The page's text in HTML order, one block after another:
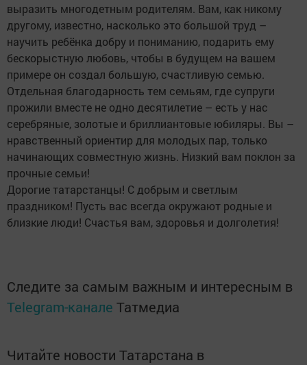
выразить многодетным родителям. Вам, как никому
другому, известно, насколько это большой труд –
научить ребёнка добру и пониманию, подарить ему
бескорыстную любовь, чтобы в будущем на вашем
примере он создал большую, счастливую семью.
Отдельная благодарность тем семьям, где супруги
прожили вместе не одно десятилетие – есть у нас
серебряные, золотые и бриллиантовые юбиляры. Вы –
нравственный ориентир для молодых пар, только
начинающих совместную жизнь. Низкий вам поклон за
прочные семьи!
Дорогие татарстанцы! С добрым и светлым
праздником! Пусть вас всегда окружают родные и
близкие люди! Счастья вам, здоровья и долголетия!
Следите за самым важным и интересным в
Telegram-канале Татмедиа
Читайте новости Татарстана в